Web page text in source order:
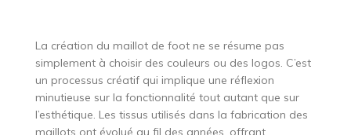
La création du maillot de foot ne se résume pas
simplement à choisir des couleurs ou des logos. C’est
un processus créatif qui implique une réflexion
minutieuse sur la fonctionnalité tout autant que sur
l’esthétique. Les tissus utilisés dans la fabrication des
maillots ont évolué au fil des années, offrant